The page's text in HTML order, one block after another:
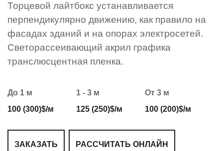
Торцевой лайтбокс устанавливается
перпендикулярно движению, как правило на
фасадах зданий и на опорах электросетей.
Светорассеивающий акрил графика
транслюсцентная пленка.
До 1 м
100 (300)$/м
1 - 3 м
125 (250)$/м
От 3 м
100 (200)$/м
ЗАКАЗАТЬ РАССЧИТАТЬ ОНЛАЙН